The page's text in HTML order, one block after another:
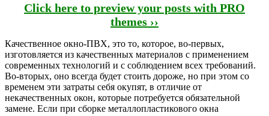
Click here to preview your posts with PRO
themes ››
Качественное окно-ПВХ, это то, которое, во-первых,
изготовляется из качественных материалов с применением
современных технологий и с соблюдением всех требований.
Во-вторых, оно всегда будет стоить дороже, но при этом со
временем эти затраты себя окупят, в отличие от
некачественных окон, которые потребуется обязательной
замене. Если при сборке металлопластикового окна